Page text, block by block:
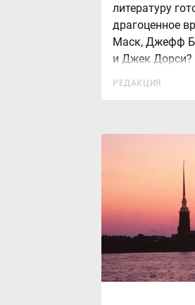
литературу
драгоценное
Маск, Джефф
и Джек Дорси?
РЕДАКЦИЯ